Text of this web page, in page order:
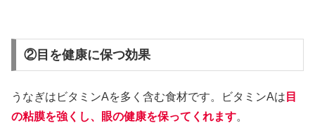
②目を健康に保つ効果
うなぎはビタミンAを多く含む食材です。ビタミンAは 目
の粘膜を強くし、眼の健康を保ってくれます。